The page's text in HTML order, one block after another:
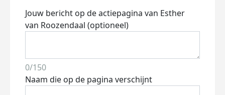
Jouw bericht op de actiepagina van Esther
van Roozendaal (optioneel)
0/150
Naam die op de pagina verschijnt